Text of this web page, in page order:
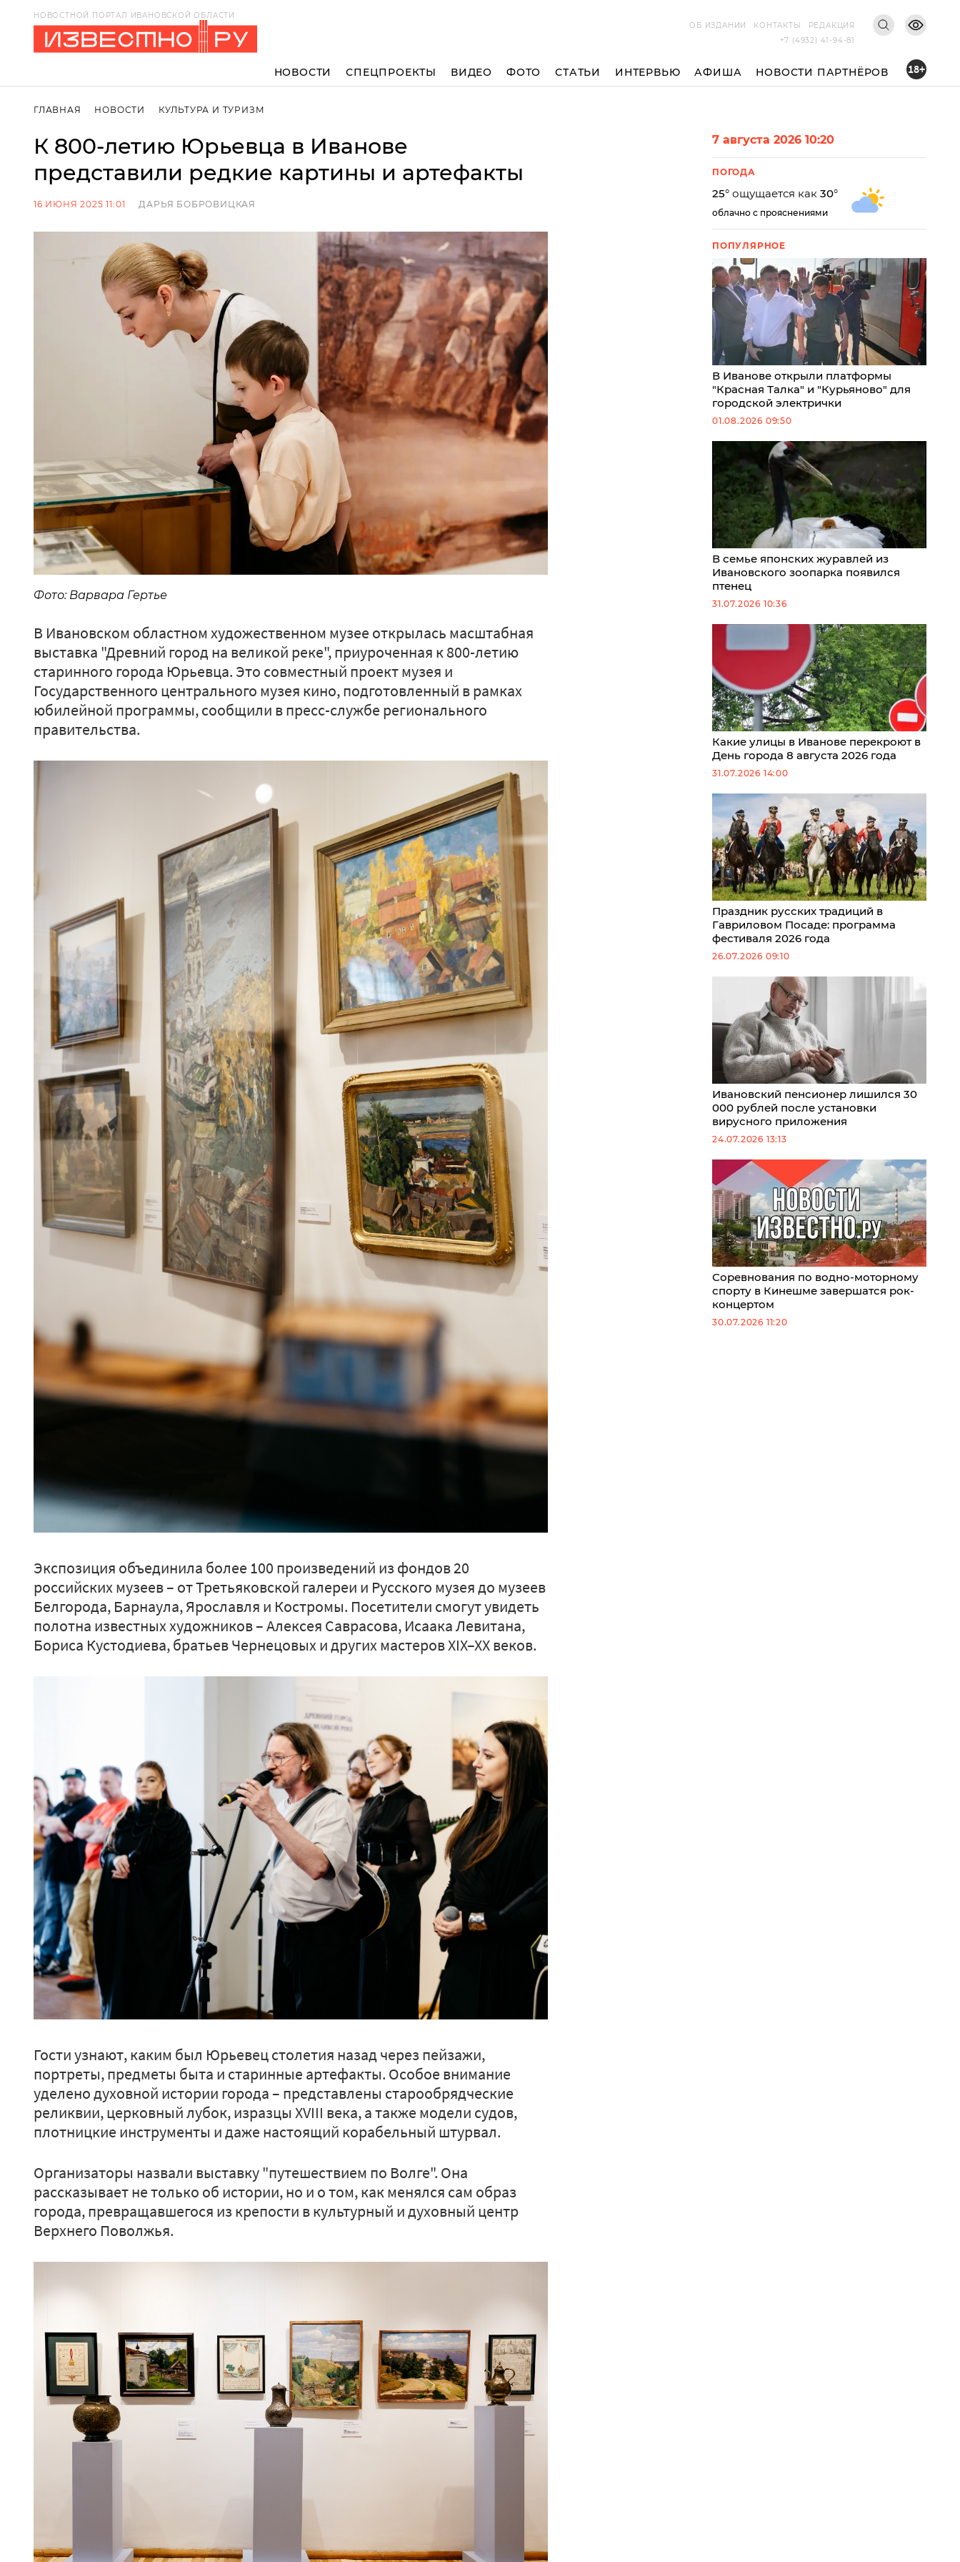
НОВОСТНОЙ ПОРТАЛ ИВАНОВСКОЙ ОБЛАСТИ
ОБ ИЗДАНИИ
КОНТАКТЫ
РЕДАКЦИЯ
+7 (4932) 41-94-81
НОВОСТИ СПЕЦПРОЕКТЫ ВИДЕО ФОТО СТАТЬИ ИНТЕРВЬЮ АФИША НОВОСТИ ПАРТНЁРОВ 18+
ГЛАВНАЯ НОВОСТИ КУЛЬТУРА И ТУРИЗМ
К 800-летию Юрьевца в Иванове
представили редкие картины и артефакты
16 ИЮНЯ 2025 11:01 ДАРЬЯ БОБРОВИЦКАЯ
Фото: Варвара Гертье
В Ивановском областном художественном музее открылась масштабная
выставка "Древний город на великой реке", приуроченная к 800-летию
старинного города Юрьевца. Это совместный проект музея и
Государственного центрального музея кино, подготовленный в рамках
юбилейной программы, сообщили в пресс-службе регионального
правительства.
Экспозиция объединила более 100 произведений из фондов 20
российских музеев – от Третьяковской галереи и Русского музея до музеев
Белгорода, Барнаула, Ярославля и Костромы. Посетители смогут увидеть
полотна известных художников – Алексея Саврасова, Исаака Левитана,
Бориса Кустодиева, братьев Чернецовых и других мастеров XIX–XX веков.
Гости узнают, каким был Юрьевец столетия назад через пейзажи,
портреты, предметы быта и старинные артефакты. Особое внимание
уделено духовной истории города – представлены старообрядческие
реликвии, церковный лубок, изразцы XVIII века, а также модели судов,
плотницкие инструменты и даже настоящий корабельный штурвал.
Организаторы назвали выставку "путешествием по Волге". Она
рассказывает не только об истории, но и о том, как менялся сам образ
города, превращавшегося из крепости в культурный и духовный центр
Верхнего Поволжья.
7 августа 2026 10:20
ПОГОДА
25° ощущается как 30°
облачно с прояснениями
ПОПУЛЯРНОЕ
В Иванове открыли платформы
"Красная Талка" и "Курьяново" для
городской электрички
01.08.2026 09:50
В семье японских журавлей из
Ивановского зоопарка появился
птенец
31.07.2026 10:36
Какие улицы в Иванове перекроют в
День города 8 августа 2026 года
31.07.2026 14:00
Праздник русских традиций в
Гавриловом Посаде: программа
фестиваля 2026 года
26.07.2026 09:10
Ивановский пенсионер лишился 30
000 рублей после установки
вирусного приложения
24.07.2026 13:13
Соревнования по водно-моторному
спорту в Кинешме завершатся рок-
концертом
30.07.2026 11:20